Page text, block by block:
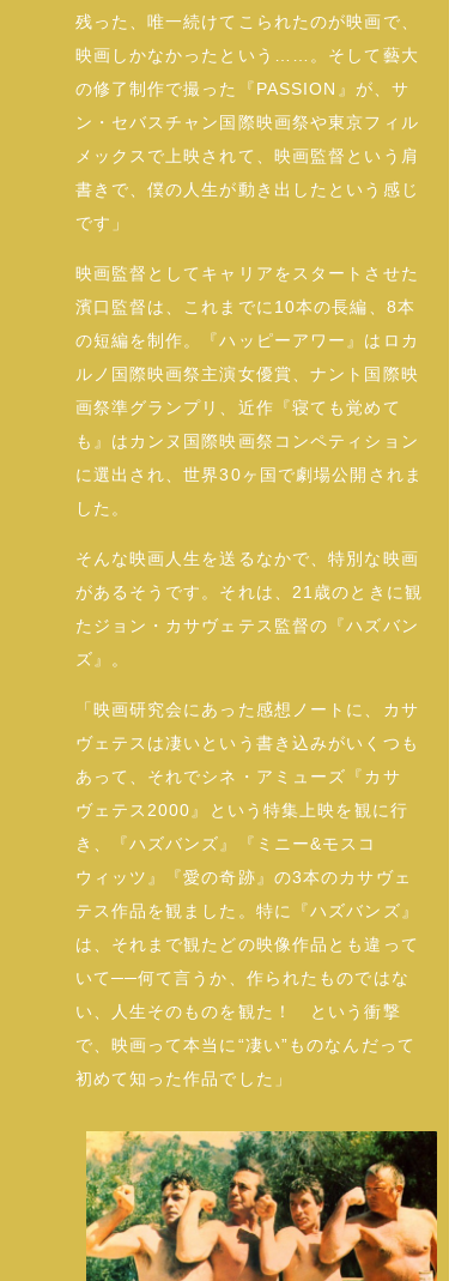
残った、唯一続けてこられたのが映画で、
映画しかなかったという……。そして藝大
の修了制作で撮った『PASSION』が、サ
ン・セバスチャン国際映画祭や東京フィル
メックスで上映されて、映画監督という肩
書きで、僕の人生が動き出したという感じ
です」
映画監督としてキャリアをスタートさせた
濱口監督は、これまでに10本の長編、8本
の短編を制作。『ハッピーアワー』はロカ
ルノ国際映画祭主演女優賞、ナント国際映
画祭準グランプリ、近作『寝ても覚めて
も』はカンヌ国際映画祭コンペティション
に選出され、世界30ヶ国で劇場公開されま
した。
そんな映画人生を送るなかで、特別な映画
があるそうです。それは、21歳のときに観
たジョン・カサヴェテス監督の『ハズバン
ズ』。
「映画研究会にあった感想ノートに、カサ
ヴェテスは凄いという書き込みがいくつも
あって、それでシネ・アミューズ『カサ
ヴェテス2000』という特集上映を観に行
き、『ハズバンズ』『ミニー&モスコ
ウィッツ』『愛の奇跡』の3本のカサヴェ
テス作品を観ました。特に『ハズバンズ』
は、それまで観たどの映像作品とも違って
いて──何て言うか、作られたものではな
い、人生そのものを観た！ という衝撃
で、映画って本当に“凄い”ものなんだって
初めて知った作品でした」